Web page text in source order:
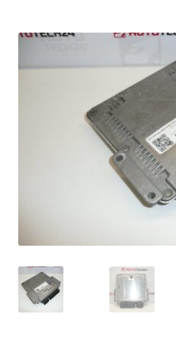
Procedura reklamacyjna
Skarga